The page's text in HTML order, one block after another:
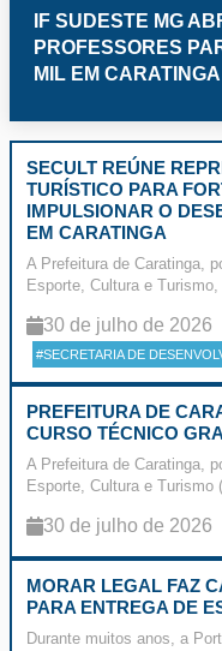
IF SUDESTE MG
PROFESSORES
MIL EM CARATINGA
SECULT REÚNE
TURÍSTICO PARA
IMPULSIONAR O
EM CARATINGA
A Prefeitura de Caratinga,
Esporte, Cultura e
30 de julho de 2026
#SECRETARIA DE
PREFEITURA DE
CURSO TÉCNICO
A Prefeitura de Caratinga,
Esporte, Cultura e
30 de julho de 2026
MORAR LEGAL FAZ
PARA ENTREGA DE
Durante muitos anos, a